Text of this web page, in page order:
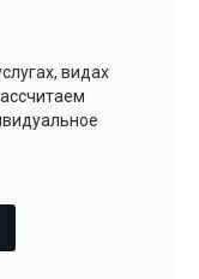
видах